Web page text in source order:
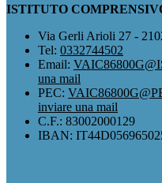
ISTITUTO
Via Gerli Arioli 27 -
Tel: 0332744502
Email:
una mail
PEC:
inviare una mail
C.F.: 83002000129
IBAN: